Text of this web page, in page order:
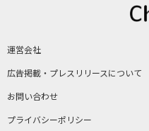
運営会社
広告掲載・プレスリリースについて
お問い合わせ
プライバシーポリシー